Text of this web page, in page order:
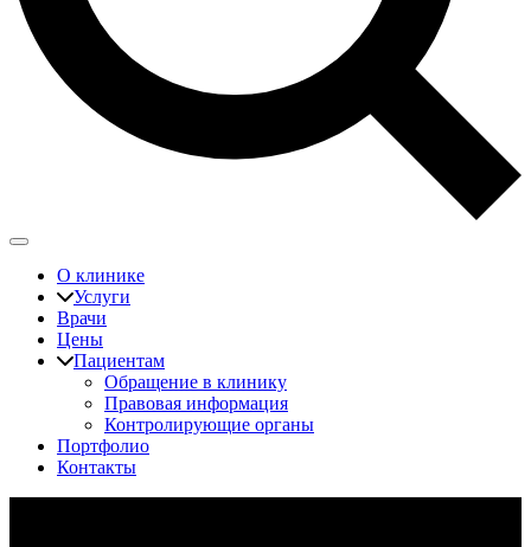
О клинике
Услуги
Врачи
Цены
Пациентам
Обращение в клинику
Правовая информация
Контролирующие органы
Портфолио
Контакты